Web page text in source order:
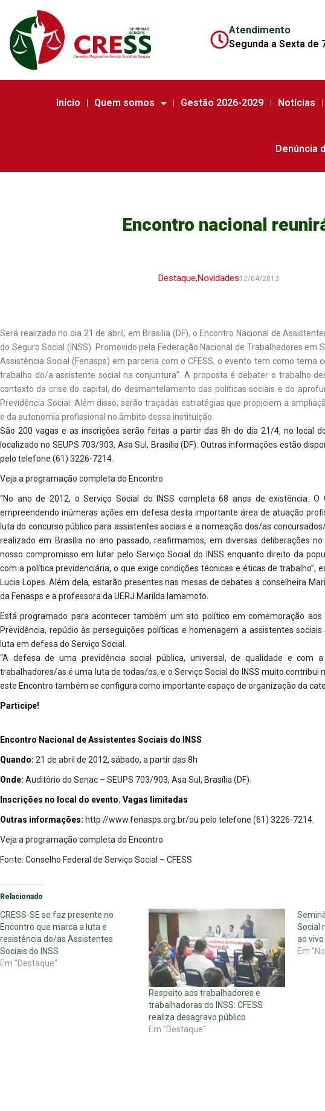
Atendimento
Segunda a Sexta de
Início Quem somos Gestão 2026-2029 Notícias
Denúncia
Encontro nacional
Destaque,Novidades12/04/2012
Será realizado no dia 21 de abril, em Brasília (DF), o Encontro Nacional de
do Seguro Social (INSS). Promovido pela Federação Nacional de Trabalhadores em
Assistência Social (Fenasps) em parceria com o CFESS, o evento tem como tema
trabalho do/a assistente social na conjuntura”. A proposta é debater o trabalho
contexto da crise do capital, do desmantelamento das políticas sociais e do
Previdência Social. Além disso, serão traçadas estratégias que propiciem a
e da autonomia profissional no âmbito dessa instituição.
São 200 vagas e as inscrições serão feitas a partir das 8h do dia 21/4, no local
localizado no SEUPS 703/903, Asa Sul, Brasília (DF). Outras informações estão
pelo telefone (61) 3226-7214.
Veja a programação completa do Encontro
“No ano de 2012, o Serviço Social do INSS completa 68 anos de existência. O
empreendendo inúmeras ações em defesa desta importante área de atuação
luta do concurso público para assistentes sociais e a nomeação dos/as
realizado em Brasília no ano passado, reafirmamos, em diversas deliberações
nosso compromisso em lutar pelo Serviço Social do INSS enquanto direito da
com a política previdenciária, o que exige condições técnicas e éticas de trabalho”,
Lucia Lopes. Além dela, estarão presentes nas mesas de debates a conselheira
da Fenasps e a professora da UERJ Marilda Iamamoto.
Está programado para acontecer também um ato político em comemoração
Previdência, repúdio às perseguições políticas e homenagem a assistentes
luta em defesa do Serviço Social.
“A defesa de uma previdência social pública, universal, de qualidade e com
trabalhadores/as é uma luta de todas/os, e o Serviço Social do INSS muito contribui
este Encontro também se configura como importante espaço de organização da
Participe!
Encontro Nacional de Assistentes Sociais do INSS
Quando: 21 de abril de 2012, sábado, a partir das 8h
Onde: Auditório do Senac – SEUPS 703/903, Asa Sul, Brasília (DF).
Inscrições no local do evento. Vagas limitadas
Outras informações: http://www.fenasps.org.br/ou pelo telefone (61) 3226-7214.
Veja a programação completa do Encontro
Fonte: Conselho Federal de Serviço Social – CFESS
Relacionado
CRESS-SE se faz presente no
Encontro que marca a luta e
resistência do/as Assistentes
Sociais do INSS
Em "Destaque"
Respeito aos trabalhadores e
trabalhadoras do INSS: CFESS
realiza desagravo público
Em "Destaque"
Social
ao vivo
Em